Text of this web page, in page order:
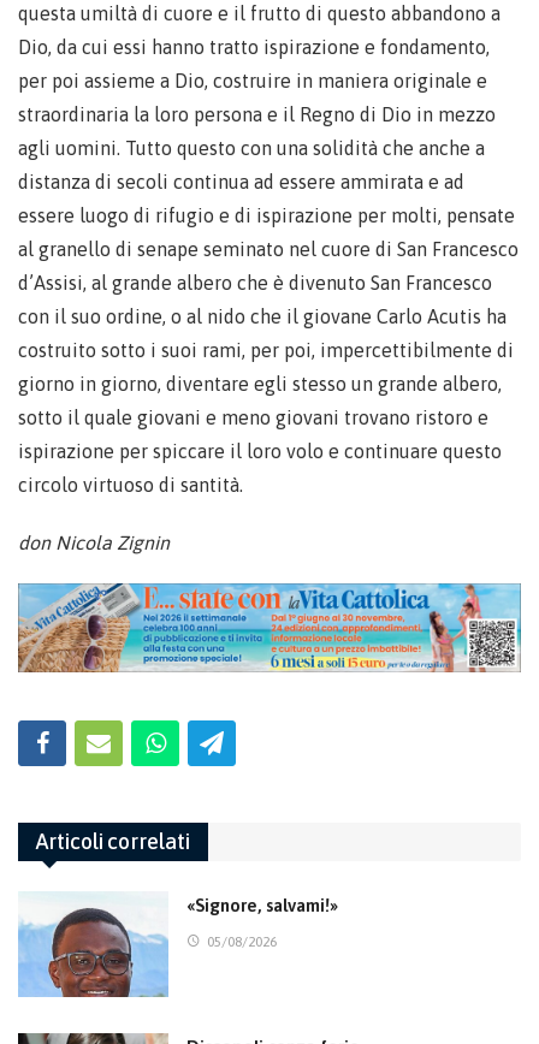
questa umiltà di cuore e il frutto di questo abbandono a
Dio, da cui essi hanno tratto ispirazione e fondamento,
per poi assieme a Dio, costruire in maniera originale e
straordinaria la loro persona e il Regno di Dio in mezzo
agli uomini. Tutto questo con una solidità che anche a
distanza di secoli continua ad essere ammirata e ad
essere luogo di rifugio e di ispirazione per molti, pensate
al granello di senape seminato nel cuore di San Francesco
d’Assisi, al grande albero che è divenuto San Francesco
con il suo ordine, o al nido che il giovane Carlo Acutis ha
costruito sotto i suoi rami, per poi, impercettibilmente di
giorno in giorno, diventare egli stesso un grande albero,
sotto il quale giovani e meno giovani trovano ristoro e
ispirazione per spiccare il loro volo e continuare questo
circolo virtuoso di santità.
don Nicola Zignin
Articoli correlati
«Signore, salvami!»
05/08/2026